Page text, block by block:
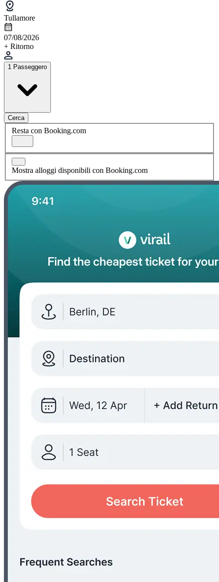
Tullamore
07/08/2026
+ Ritorno
1 Passeggero
Cerca
Resta con Booking.com
Mostra alloggi disponibili con Booking.com